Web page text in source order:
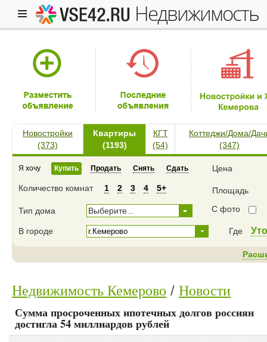
недвижимость
Новостройки
(373)
Квартиры
(1193)
КГТ
(54)
Коттеджи/Дома/
(347)
Я хочу Купить Продать Снять Сдать Цена
Количество комнат 1 2 3 4 5+ Площадь
Тип дома Выберите... С фото
В городе Где
Недвижимость Кемерово Новости
Сумма просроченных ипотечных долгов россиян
достигла 54 миллиардов рублей